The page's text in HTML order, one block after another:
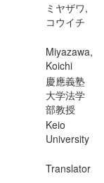
ミヤザワ,
コウイチ
Miyazawa,
Koichi
慶應義塾
大学法学
部教授
Keio
University
Translator